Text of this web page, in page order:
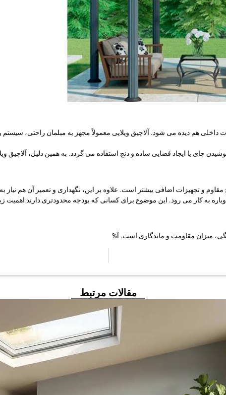
داخلی هم دیده می ‌شود. آلاچیق ویلایی معمولاً مجهز به مبلمان راحتی،
چای یا ایجاد فضایی ساده و دنج استفاده می گردد. به همین دلیل، آلاچیق
و تجهیزات اضافی بیشتر است. علاوه بر این، نگهداری و تعمیر آن هم
به کار می رود. این موضوع برای کسانی که بودجه محدودتری دارند اهمیت
میزان مقاومت و ماندگاری است. آ%
مقالات مرتبط